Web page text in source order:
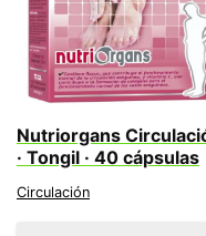
Nutriorgans
· Tongil · 40 cápsulas
Circulación